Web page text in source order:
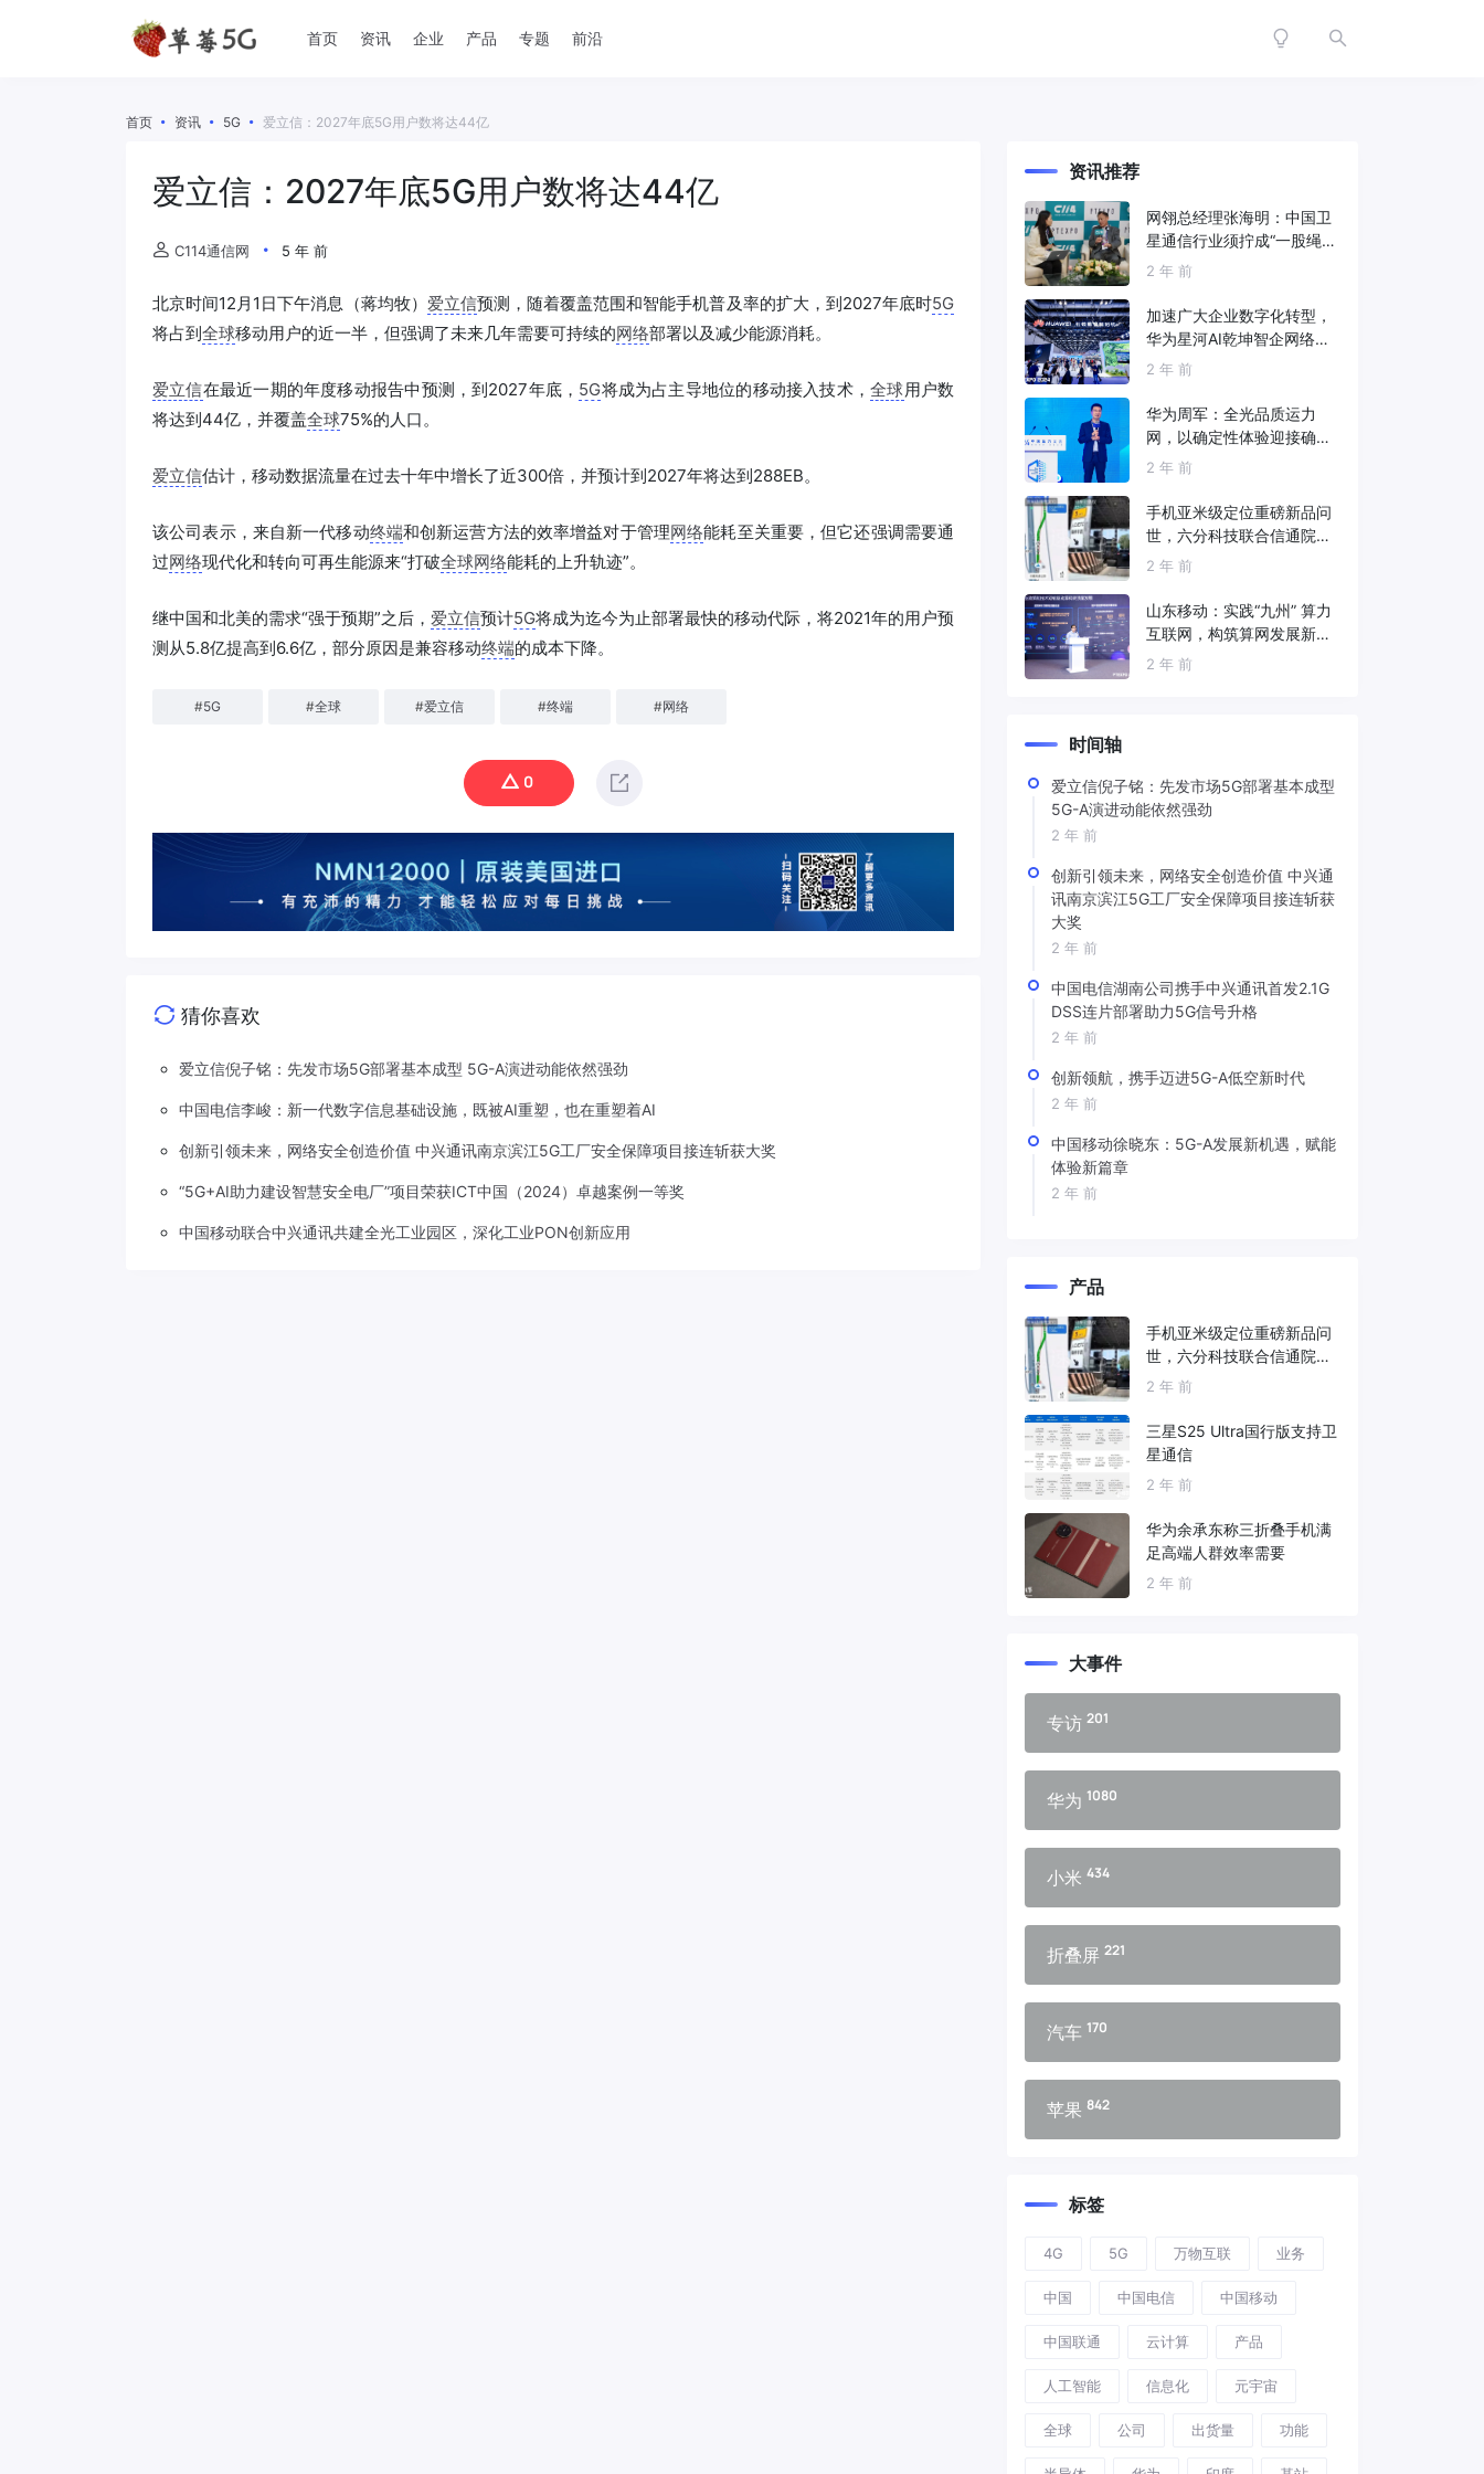
首页 资讯 企业 产品 专题 前沿
首页 资讯 5G 爱立信：2027年底5G用户数将达44亿
爱立信：2027年底5G用户数将达44亿
C114通信网 5 年 前
北京时间12月1日下午消息（蒋均牧） 爱立信预测，随着覆盖范围和智能手机普及率的扩大，到2027年底时5G
将占到全球移动用户的近一半，但强调了未来几年需要可持续的网络部署以及减少能源消耗。
爱立信在最近一期的年度移动报告中预测，到2027年底， 5G将成为占主导地位的移动接入技术，全球 用户数
将达到44亿，并覆盖全球75%的人口。
爱立信估计，移动数据流量在过去十年中增长了近300倍，并预计到2027年将达到288EB。
该公司表示，来自新一代移动终端和创新运营方法的效率增益对于管理网络能耗至关重要，但它还强调需要通
过网络现代化和转向可再生能源来“打破全球网络能耗的上升轨迹”。
继中国和北美的需求“强于预期”之后， 爱立信预计5G将成为迄今为止部署最快的移动代际，将2021年的用户预
测从5.8亿提高到6.6亿，部分原因是兼容移动终端的成本下降。
#5G #全球 #爱立信 #终端 #网络
0
猜你喜欢
爱立信倪子铭：先发市场5G部署基本成型 5G-A演进动能依然强劲
中国电信李峻：新一代数字信息基础设施，既被AI重塑，也在重塑着AI
创新引领未来，网络安全创造价值 中兴通讯南京滨江5G工厂安全保障项目接连斩获大奖
“5G+AI助力建设智慧安全电厂”项目荣获ICT中国（2024）卓越案例一等奖
中国移动联合中兴通讯共建全光工业园区，深化工业PON创新应用
资讯推荐
网翎总经理张海明：中国卫
星通信行业须拧成“一股绳”
共同打造垂直产业链
2 年 前
加速广大企业数字化转型，
华为星河AI乾坤智企网络解
决方案亮相2024中国国际信
2 年 前
华为周军：全光品质运力
网，以确定性体验迎接确定
性的智能时代
2 年 前
手机亚米级定位重磅新品问
世，六分科技联合信通院发
布免费服务
2 年 前
山东移动：实践“九州” 算力
互联网，构筑算网发展新底
座
2 年 前
时间轴
爱立信倪子铭：先发市场5G部署基本成型
5G-A演进动能依然强劲
2 年 前
创新引领未来，网络安全创造价值 中兴通
讯南京滨江5G工厂安全保障项目接连斩获
大奖
2 年 前
中国电信湖南公司携手中兴通讯首发2.1G
DSS连片部署助力5G信号升格
2 年 前
创新领航，携手迈进5G-A低空新时代
2 年 前
中国移动徐晓东：5G-A发展新机遇，赋能
体验新篇章
2 年 前
产品
手机亚米级定位重磅新品问
世，六分科技联合信通院发
布免费服务
2 年 前
三星S25 Ultra国行版支持卫
星通信
2 年 前
华为余承东称三折叠手机满
足高端人群效率需要
2 年 前
大事件
专访 201
华为 1080
小米 434
折叠屏 221
汽车 170
苹果 842
标签
4G 5G 万物互联 业务
中国 中国电信 中国移动
中国联通 云计算 产品
人工智能 信息化 元宇宙
全球 公司 出货量 功能